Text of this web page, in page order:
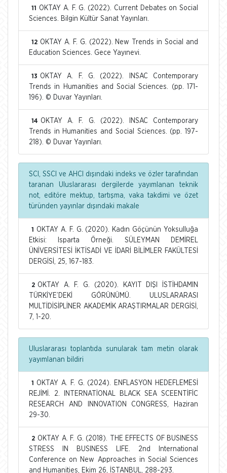
11
OKTAY A. F. G. (2022). Current Debates on Social
Sciences. Bilgin Kültür Sanat Yayınları.
12 OKTAY A. F. G. (2022). New Trends in Social and
Education Sciences. Gece Yayınevi.
13 OKTAY A. F. G. (2022). INSAC Contemporary
Trends in Humanities and Social Sciences. (pp. 171-
196). © Duvar Yayınları.
14 OKTAY A. F. G. (2022). INSAC Contemporary
Trends in Humanities and Social Sciences. (pp. 197-
218). © Duvar Yayınları.
SCI, SSCI ve AHCI dışındaki indeks ve özler tarafından
taranan Uluslararası dergilerde yayımlanan teknik
not, editöre mektup, tartışma, vaka takdimi ve özet
türünden yayınlar dışındaki makale
1
OKTAY A. F. G. (2020). Kadın Göçünün Yoksulluğa
Etkisi: Isparta Örneği. SÜLEYMAN DEMİREL
ÜNİVERSİTESİ İKTİSADİ VE İDARİ BİLİMLER FAKÜLTESİ
DERGİSİ, 25, 167-183.
2 OKTAY A. F. G. (2020). KAYIT DIŞI İSTİHDAMIN
TÜRKİYE’DEKİ GÖRÜNÜMÜ. ULUSLARARASI
MULTİDİSİPLİNER AKADEMİK ARAŞTIRMALAR DERGİSİ,
7, 1-20.
Uluslararası toplantıda sunularak tam metin olarak
yayımlanan bildiri
1
OKTAY A. F. G. (2024). ENFLASYON HEDEFLEMESİ
REJİMİ. 2. INTERNATİONAL BLACK SEA SCEENTİFİC
RESEARCH AND INNOVATION CONGRESS, Haziran
29-30.
2 OKTAY A. F. G. (2018). THE EFFECTS OF BUSINESS
STRESS IN BUSINESS LIFE. 2nd International
Conference on New Approaches in Social Sciences
and Humanities, Ekim 26, İSTANBUL, 288-293.